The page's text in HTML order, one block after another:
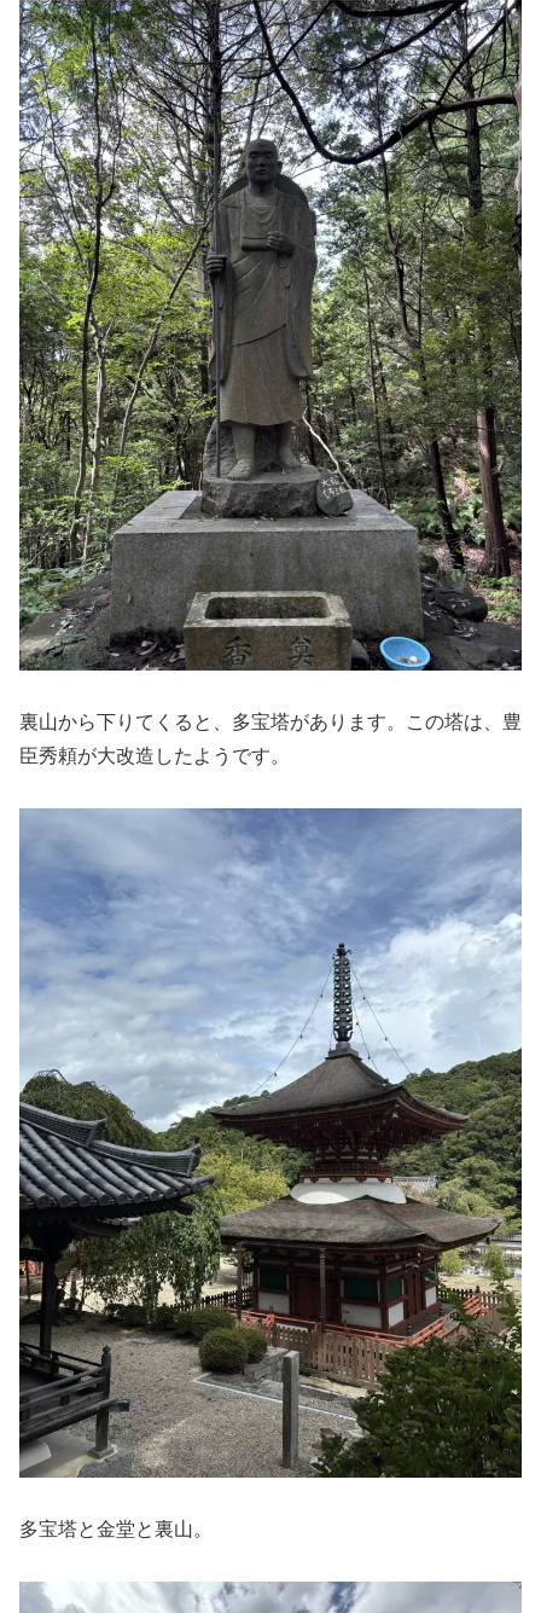
裏山から下りてくると、多宝塔があります。この塔は、豊
臣秀頼が大改造したようです。
多宝塔と金堂と裏山。